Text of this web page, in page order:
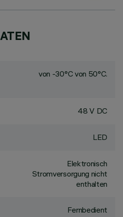
von -30°C von 50°C.
48 V DC
LED
Elektronisch
Stromversorgung nicht
enthalten
Fernbedient